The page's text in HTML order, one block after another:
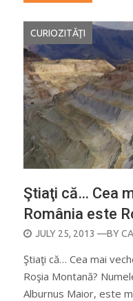
CURIOZITĂŢI
Ştiaţi că… Cea
România este
POSTED
JULY 25, 2013 —BY
Ştiaţi că… Cea mai
Roşia Montană?
Alburnus Maior, este